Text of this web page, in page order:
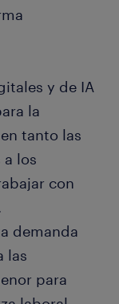
y de IA
la
tanto las
a los
con
demanda
las
para